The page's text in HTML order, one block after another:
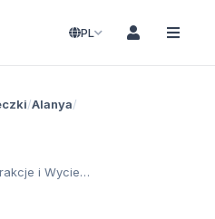
PL
Alanya
Wycieczki z Alanyi – Najlepsze Atrakcje i Wycieczki Alanya Turcja 2026